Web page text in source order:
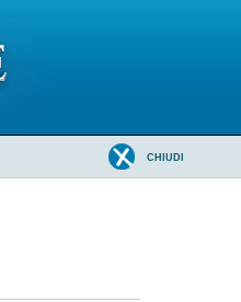
CHIUDI